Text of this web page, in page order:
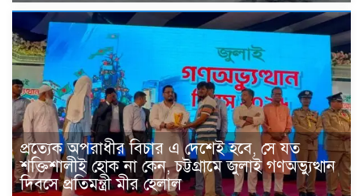
প্রত্যেক অপরাধীর বিচার এ দেশেই হবে, সে যত
শক্তিশালীই হোক না কেন, চট্টগ্রামে জুলাই গণঅভ্যুত্থান
দিবসে প্রতিমন্ত্রী মীর হেলাল